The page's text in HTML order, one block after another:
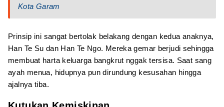
Kota Garam
Prinsip ini sangat bertolak belakang dengan kedua anaknya,
Han Te Su dan Han Te Ngo. Mereka gemar berjudi sehingga
membuat harta keluarga bangkrut nggak tersisa. Saat sang
ayah menua, hidupnya pun dirundung kesusahan hingga
ajalnya tiba.